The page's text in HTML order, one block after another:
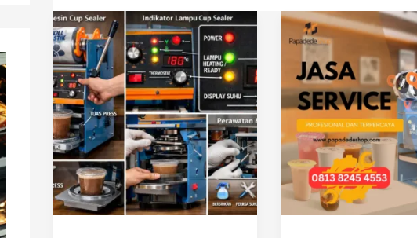
Panduan
Lengkap
Penggunaan
Mesin
Cup
Sealer:
Fungsi,
Cara
Pakai,
dan
Ketebalan
Plat
dan
Tekanan
Press
Mesin
Cup
Sealer:
Penyebab
Heater